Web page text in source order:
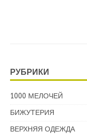
РУБРИКИ
1000 МЕЛОЧЕЙ
БИЖУТЕРИЯ
ВЕРХНЯЯ ОДЕЖДА